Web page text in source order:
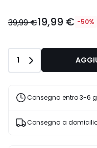
€
50%
sconto
applicato.
39,99 €19,99 € -50%
Quantità
1
Consegna entro 3-6
Consegna a